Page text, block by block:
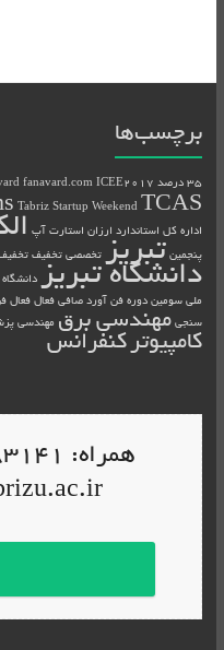
برچسب‌ها
35 درصد fanavard.com ICEE2017
Tabriz Startup Weekend TCAS
اداره کل استاندارد ارزان استارت آپ
پنجمینتبریز تخصصی تخفیف
دانشگاه تبریز
ملی سومین دوره فن آورد صافی فعال فعال
سنجی مهندسی برق مهندسی
کامپیوترکنفرانس